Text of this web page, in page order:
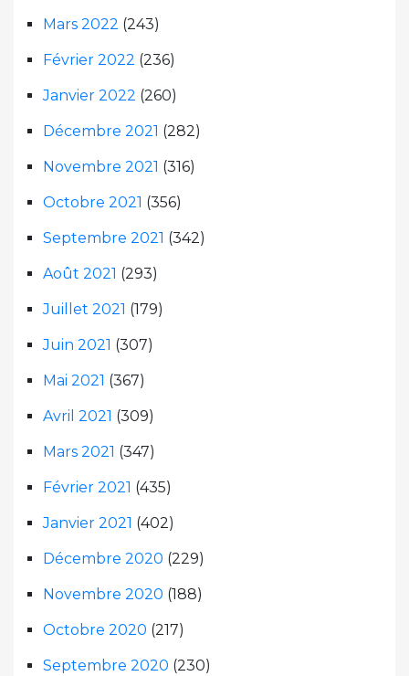
Mars 2022 (243)
Février 2022 (236)
Janvier 2022 (260)
Décembre 2021 (282)
Novembre 2021 (316)
Octobre 2021 (356)
Septembre 2021 (342)
Août 2021 (293)
Juillet 2021 (179)
Juin 2021 (307)
Mai 2021 (367)
Avril 2021 (309)
Mars 2021 (347)
Février 2021 (435)
Janvier 2021 (402)
Décembre 2020 (229)
Novembre 2020 (188)
Octobre 2020 (217)
Septembre 2020 (230)